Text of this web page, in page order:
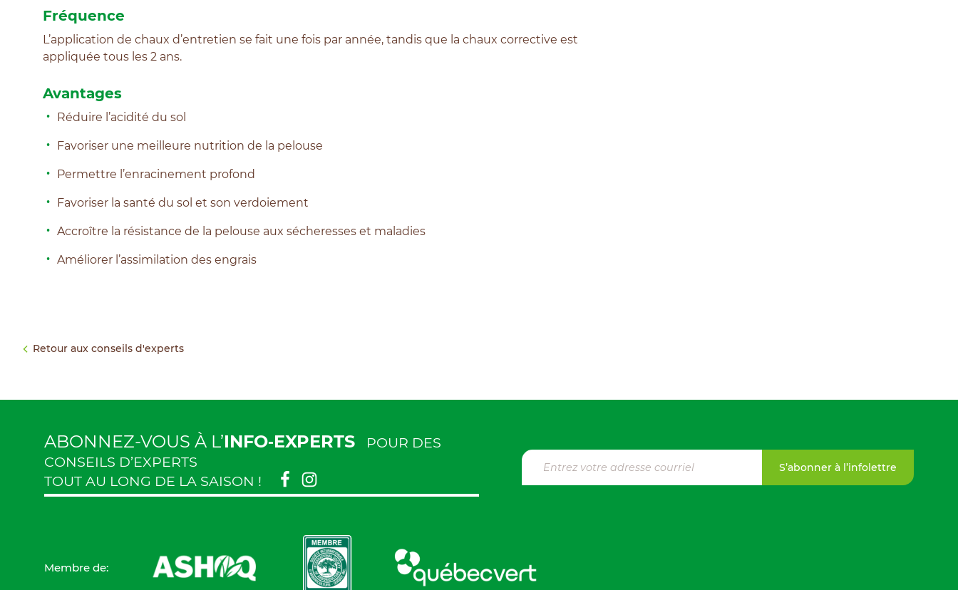
Fréquence
L’application de chaux d’entretien se fait une fois par année, tandis que la chaux corrective est
appliquée tous les 2 ans.
Avantages
Réduire l’acidité du sol
Favoriser une meilleure nutrition de la pelouse
Permettre l’enracinement profond
Favoriser la santé du sol et son verdoiement
Accroître la résistance de la pelouse aux sécheresses et maladies
Améliorer l’assimilation des engrais
Retour aux conseils d'experts
ABONNEZ-VOUS À L’INFO‑EXPERTS
POUR DES
CONSEILS D’EXPERTS
TOUT AU LONG DE LA SAISON !
S’abonner à l’infolettre
Membre de: